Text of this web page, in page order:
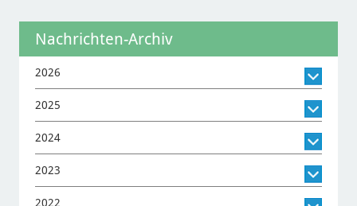
Nachrichten-Archiv
2026
2025
2024
2023
2022